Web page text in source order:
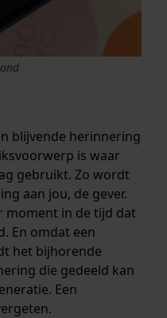
blijvende herinnering
is waar
gebruikt. Zo wordt
aan jou, de gever.
moment in de tijd dat
En omdat een
het bijhorende
die gedeeld kan
Een